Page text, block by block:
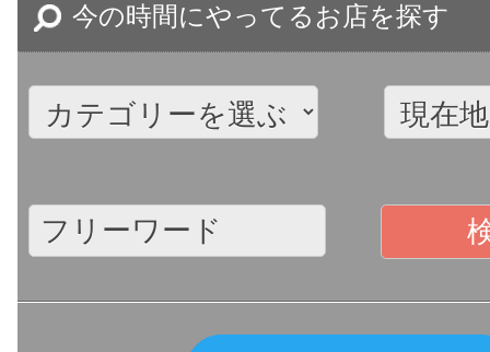
今の時間にやってるお店を探す